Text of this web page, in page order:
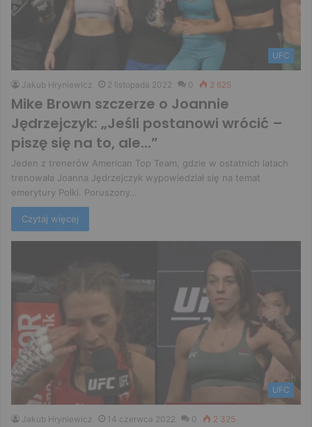
UFC
Jakub Hryniewicz 2 listopada 2022 0 2 625
Mike Brown szczerze o Joannie
Jędrzejczyk: „Jeśli postanowi wrócić –
piszę się na to, ale…”
Jeden z trenerów American Top Team, gdzie w ostatnich latach
trenowała Joanna Jędrzejczyk wypowiedział się na temat
emerytury Polki. Poruszony…
Czytaj więcej
UFC
Jakub Hryniewicz 14 czerwca 2022 0 2 325